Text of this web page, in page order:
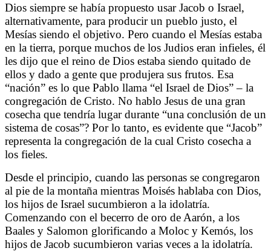
Dios siempre se había propuesto usar Jacob o Israel,
alternativamente, para producir un pueblo justo, el
Mesías siendo el objetivo. Pero cuando el Mesías estaba
en la tierra, porque muchos de los Judios eran infieles, él
les dijo que el reino de Dios estaba siendo quitado de
ellos y dado a gente que produjera sus frutos. Esa
“nación” es lo que Pablo llama “el Israel de Dios” – la
congregación de Cristo. No hablo Jesus de una gran
cosecha que tendría lugar durante “una conclusión de un
sistema de cosas”? Por lo tanto, es evidente que “Jacob”
representa la congregación de la cual Cristo cosecha a
los fieles.
Desde el principio, cuando las personas se congregaron
al pie de la montaña mientras Moisés hablaba con Dios,
los hijos de Israel sucumbieron a la idolatría.
Comenzando con el becerro de oro de Aarón, a los
Baales y Salomon glorificando a Moloc y Kemós, los
hijos de Jacob sucumbieron varias veces a la idolatría.